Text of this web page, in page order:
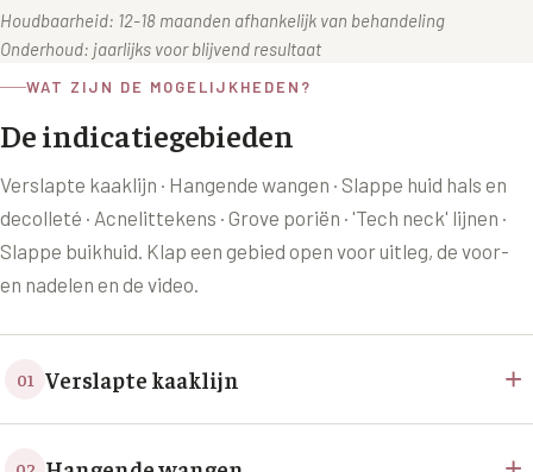
Houdbaarheid: 12-18 maanden afhankelijk van behandeling
Onderhoud: jaarlijks voor blijvend resultaat
WAT ZIJN DE MOGELIJKHEDEN?
De indicatiegebieden
Verslapte kaaklijn · Hangende wangen · Slappe huid hals en
decolleté · Acnelittekens · Grove poriën · 'Tech neck' lijnen ·
Slappe buikhuid. Klap een gebied open voor uitleg, de voor-
en nadelen en de video.
01 Verslapte kaaklijn +